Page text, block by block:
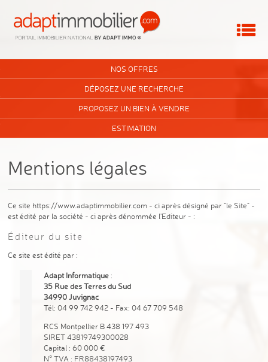
MA SÉLECTION 0
NOS OFFRES
DÉPOSEZ UNE RECHERCHE
PROPOSEZ UN BIEN À VENDRE
ESTIMATION
Mentions légales
Ce site https://www.adaptimmobilier.com - ci après désigné par "le Site" -
est édité par la société - ci après dénommée l'Editeur - :
Éditeur du site
Ce site est édité par :
Adapt Informatique :
35 Rue des Terres du Sud
34990 Juvignac
Tél: 04 99 742 942 - Fax: 04 67 709 548
RCS Montpellier B 438 197 493
SIRET 43819749300028
Capital : 60 000 €
N° TVA : FR88438197493